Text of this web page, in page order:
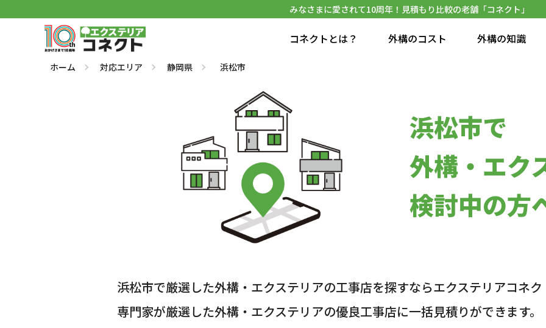
みなさまに愛されて10周年！見積もり比較の老舗「コネクト」
コネクトとは？ 外構のコスト 外構の知識
ホーム 対応エリア 静岡県 浜松市
浜松市で
外構・エク
検討中の方
浜松市で厳選した外構・エクステリアの工事店を探すならエクステリアコネ
専門家が厳選した外構・エクステリアの優良工事店に一括見積りができます。